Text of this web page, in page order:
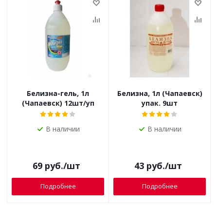
Белизна-гель, 1л
(Чапаевск) 12шт/уп
В наличии
69руб./шт
Подробнее
Белизна, 1л (Чапаевск)
упак. 9шт
В наличии
43руб./шт
Подробнее